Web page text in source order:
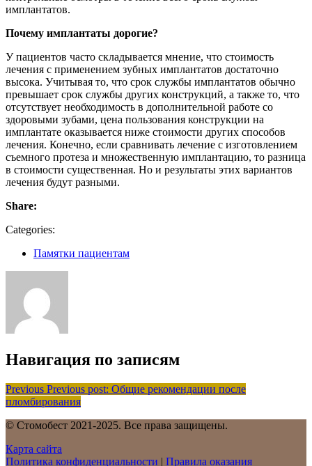
имплантатов.
Почему имплантаты дорогие?
У пациентов часто складывается мнение, что стоимость
лечения с применением зубных имплантатов достаточно
высока. Учитывая то, что срок службы имплантатов обычно
превышает срок службы других конструкций, а также то, что
отсутствует необходимость в дополнительной работе со
здоровыми зубами, цена пользования конструкции на
имплантате оказывается ниже стоимости других способов
лечения. Конечно, если сравнивать лечение с изготовлением
съемного протеза и множественную имплантацию, то разница
в стоимости существенная. Но и результаты этих вариантов
лечения будут разными.
Share:
Categories:
Памятки пациентам
Навигация по записям
Previous Previous post: Общие рекомендации после
пломбирования
© Стомобест 2021-2025. Все права защищены.
Карта сайта
Политика конфиденциальности | Правила оказания